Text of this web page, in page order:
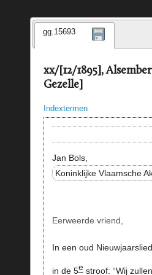
gg.15693
xx/[12/1895],
Gezelle]
Indextermen
Jan Bols,
Koninklijke Vlaamsche
Eerweerde vriend,
In een oud
in de 5estroof: “Wij